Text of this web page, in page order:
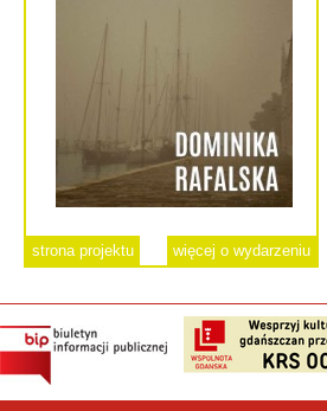
strona projektu więcej o wydarzeniu